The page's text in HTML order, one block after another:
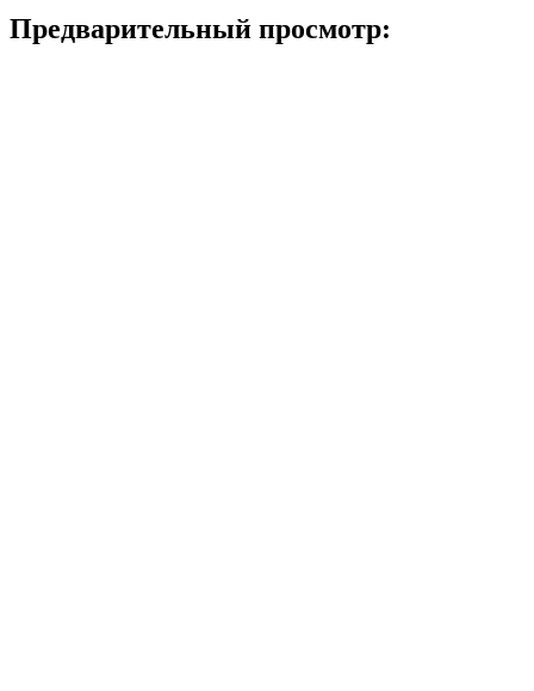
Предварительный просмотр: